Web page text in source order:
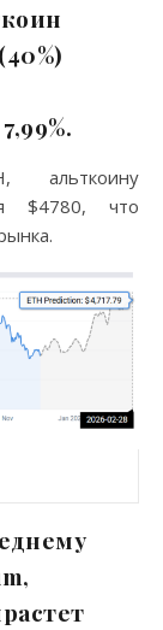
альткоину
$4780, что